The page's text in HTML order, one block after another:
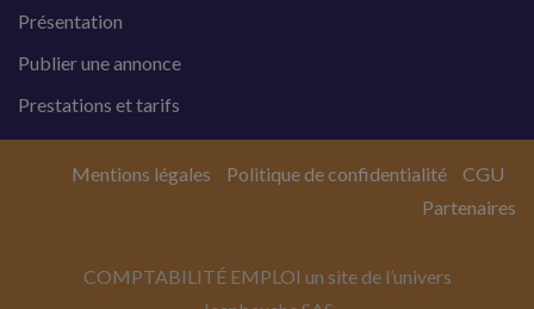
Présentation
Publier une annonce
Prestations et tarifs
COMPTABILITÉ EMPLOI un site de l’univers
Mentions légales Politique de confidentialité
CGU
Partenaires